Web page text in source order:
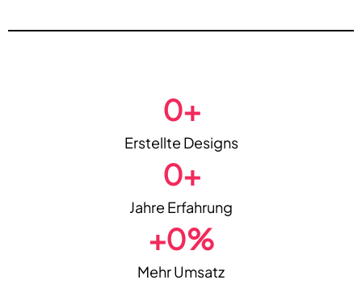
Erstellte Designs
0+
Jahre Erfahrung
0+
Mehr Umsatz
+0%